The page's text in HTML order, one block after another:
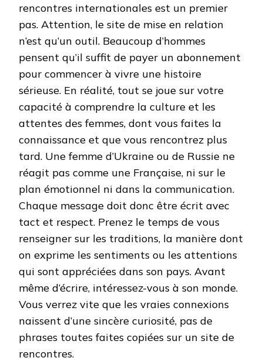
rencontres internationales est un premier
pas. Attention, le site de mise en relation
n’est qu’un outil. Beaucoup d’hommes
pensent qu’il suffit de payer un abonnement
pour commencer à vivre une histoire
sérieuse. En réalité, tout se joue sur votre
capacité à comprendre la culture et les
attentes des femmes, dont vous faites la
connaissance et que vous rencontrez plus
tard. Une femme d’Ukraine ou de Russie ne
réagit pas comme une Française, ni sur le
plan émotionnel ni dans la communication.
Chaque message doit donc être écrit avec
tact et respect. Prenez le temps de vous
renseigner sur les traditions, la manière dont
on exprime les sentiments ou les attentions
qui sont appréciées dans son pays. Avant
même d’écrire, intéressez-vous à son monde.
Vous verrez vite que les vraies connexions
naissent d’une sincère curiosité, pas de
phrases toutes faites copiées sur un site de
rencontres.